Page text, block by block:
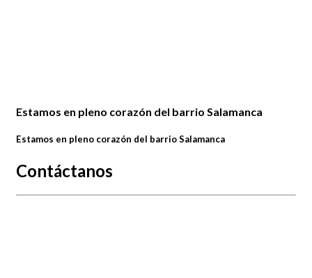
Estamos en pleno corazón del barrio Salamanca
Estamos en pleno corazón del barrio Salamanca
Contáctanos